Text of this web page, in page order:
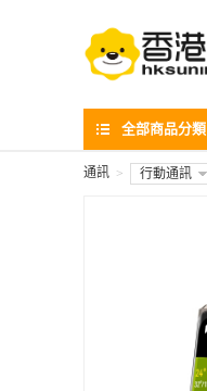
全部商品分類
通訊 > 行動通訊